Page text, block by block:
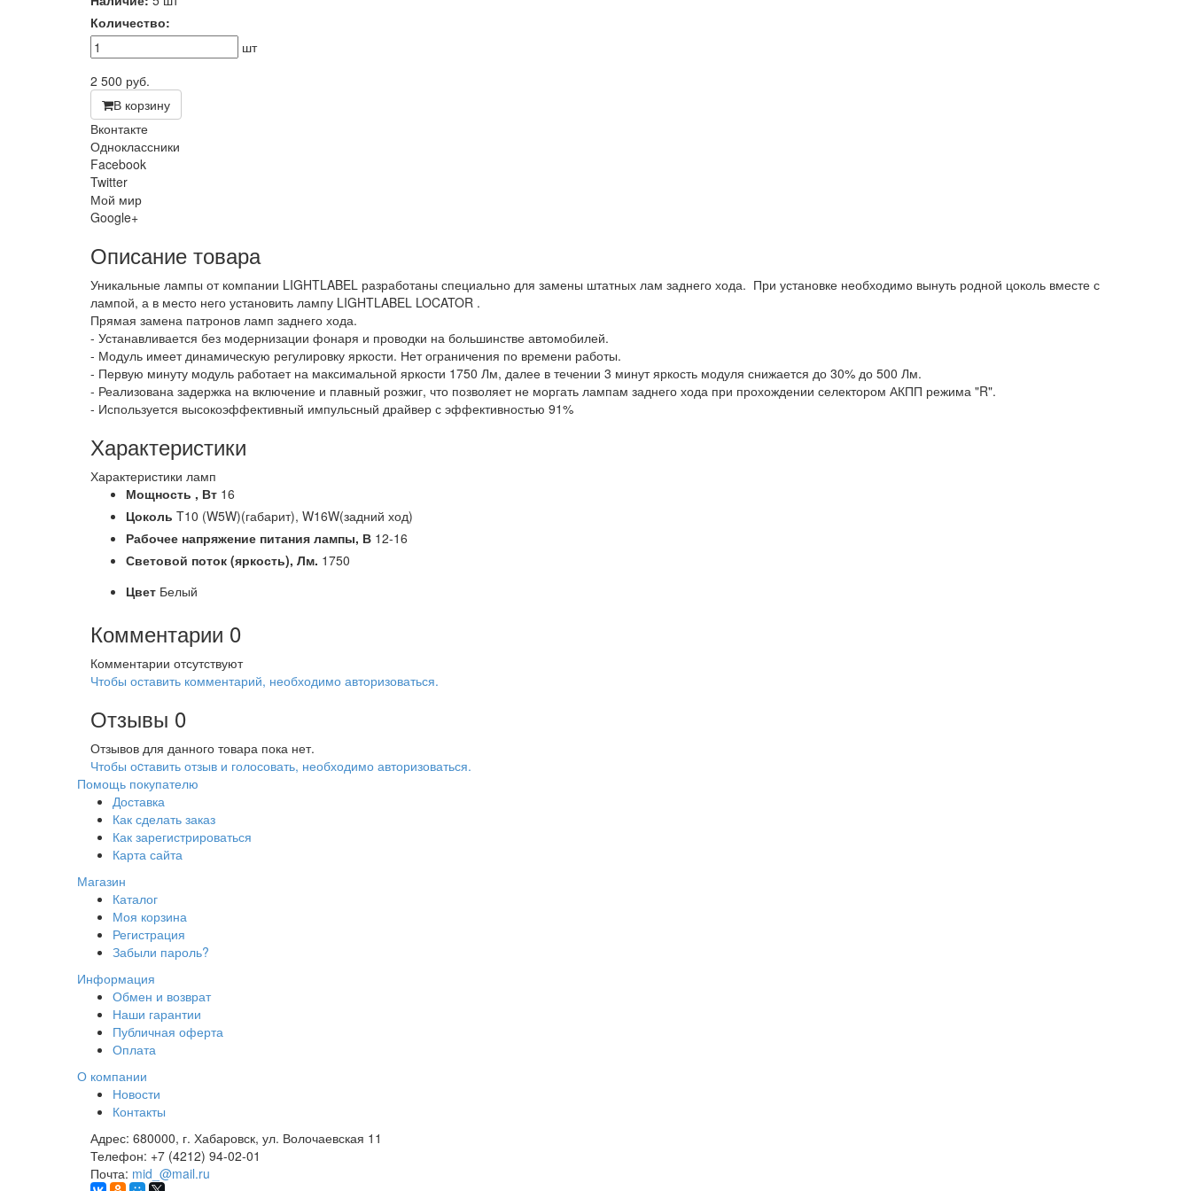
Количество:
шт
2 500 руб.
В корзину
Вконтакте
Одноклассники
Facebook
Twitter
Мой мир
Google+
Описание товара
Уникальные лампы от компании LIGHTLABEL разработаны специально для замены штатных лам заднего хода. При установке необходимо вынуть родной цоколь вместе с
лампой, а в место него установить лампу LIGHTLABEL LOCATOR .
Прямая замена патронов ламп заднего хода.
- Устанавливается без модернизации фонаря и проводки на большинстве автомобилей.
- Модуль имеет динамическую регулировку яркости. Нет ограничения по времени работы.
- Первую минуту модуль работает на максимальной яркости 1750 Лм, далее в течении 3 минут яркость модуля снижается до 30% до 500 Лм.
- Реализована задержка на включение и плавный розжиг, что позволяет не моргать лампам заднего хода при прохождении селектором АКПП режима "R".
- Используется высокоэффективный импульсный драйвер с эффективностью 91%
Характеристики
Характеристики ламп
Мощность , Вт 16
Цоколь T10 (W5W)(габарит), W16W(задний ход)
Рабочее напряжение питания лампы, В 12-16
Световой поток (яркость), Лм. 1750
Цвет Белый
Комментарии 0
Комментарии отсутствуют
Чтобы оставить комментарий, необходимо авторизоваться.
Отзывы 0
Отзывов для данного товара пока нет.
Чтобы оcтавить отзыв и голосовать, необходимо авторизоваться.
Помощь покупателю
Доставка
Как сделать заказ
Как зарегистрироваться
Карта сайта
Магазин
Каталог
Моя корзина
Регистрация
Забыли пароль?
Информация
Обмен и возврат
Наши гарантии
Публичная оферта
Оплата
О компании
Новости
Контакты
Адрес: 680000, г. Хабаровск, ул. Волочаевская 11
Телефон: +7 (4212) 94-02-01
Почта: mid_@mail.ru